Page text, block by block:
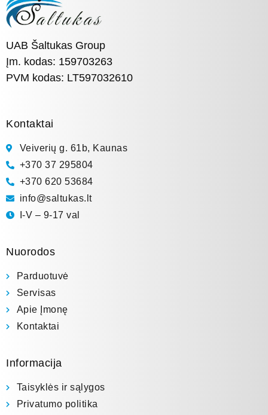
UAB Šaltukas Group
Įm. kodas: 159703263
PVM kodas: LT597032610
Kontaktai
Veiverių g. 61b, Kaunas
+370 37 295804
+370 620 53684
info@saltukas.lt
I-V – 9-17 val
Nuorodos
Parduotuvė
Servisas
Apie Įmonę
Kontaktai
Informacija
Taisyklės ir sąlygos
Privatumo politika